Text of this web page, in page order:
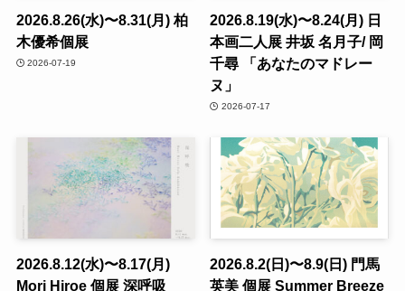
2026.8.26(水)〜8.31(月) 柏
木優希個展
2026-07-19
2026.8.19(水)〜8.24(月) 日
本画二人展 井坂 名月子/ 岡
千尋 「あなたのマドレー
ヌ」
2026-07-17
2026.8.12(水)〜8.17(月)
Mori Hiroe 個展 深呼吸
2026.8.2(日)〜8.9(日) 門馬
英美 個展 Summer Breeze